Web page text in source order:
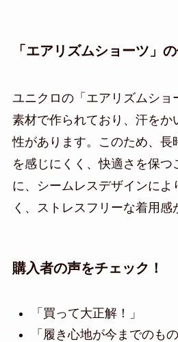
「エアリズムショーツ」
ユニクロの「エアリズムショ
素材で作られており、汗をか
性があります。このため、長
を感じにくく、快適さを保つ
に、シームレスデザインによ
く、ストレスフリーな着用感
購入者の声をチェック！
「買って大正解！」
「履き心地が今までのも